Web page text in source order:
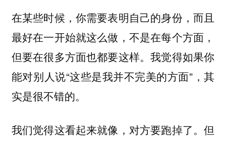
在某些时候，你需要表明自己的身份，而且
最好在一开始就这么做，不是在每个方面，
但要在很多方面也都要这样。我觉得如果你
能对别人说“这些是我并不完美的方面”，其
实是很不错的。
我们觉得这看起来就像，对方要跑掉了。但